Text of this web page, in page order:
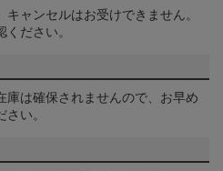
ャンセルはお受けできません。
ください。
庫は確保されませんので、お早め
い。